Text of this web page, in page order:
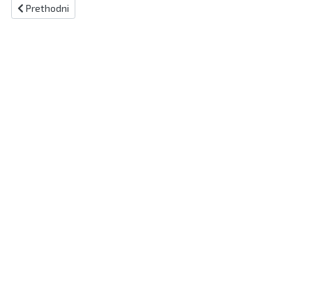
Prethodni članak: Rijeka u posljednjim sekundama ispustila pobjedu
Prethodni